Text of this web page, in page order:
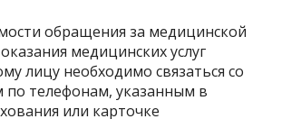
обращения за медицинской
медицинских услуг
лицу необходимо связаться со
телефонам, указанным в
или карточке